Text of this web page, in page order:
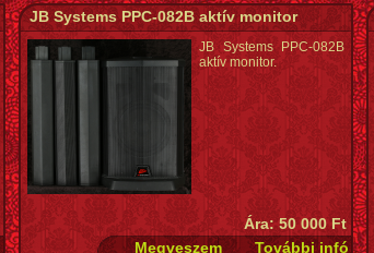
JB Systems PPC-082B aktív monitor
JB Systems PPC-082B
aktív monitor.
Ára: 50 000 Ft